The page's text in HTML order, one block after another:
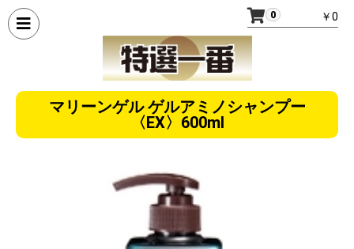
0 ￥0
マリーンゲル ゲルアミノシャンプー
〈EX〉600ml